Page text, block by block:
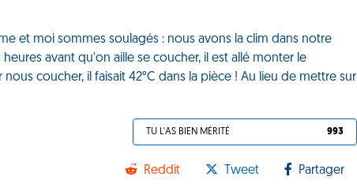
et moi sommes soulagés : nous avons la clim dans notre
avant qu'on aille se coucher, il est allé monter le
coucher, il faisait 42°C dans la pièce ! Au lieu de mettre sur
TU L'AS BIEN MÉRITÉ 993
Reddit Tweet Partager